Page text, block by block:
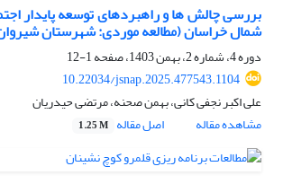
بررسی چالش ها و راهبردهای توسعه پایدار
شمال خراسان (مطالعه موردی: شهرستان
دوره 4، شماره 2، بهمن 1403، صفحه
1-12
10.22034/jsnap.2025.477543.1104
علی اکبر نجفی کانی، بهمن صحنه، مرتضی حیدریان
مشاهده مقاله
اصل مقاله 1.25 M